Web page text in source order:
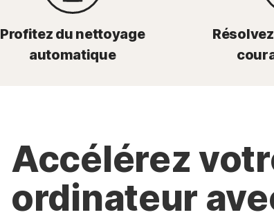
Profitez du nettoyage
automatique
Accélérez
ordinateur